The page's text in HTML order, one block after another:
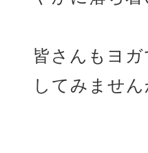
皆さんもヨ
してみませ